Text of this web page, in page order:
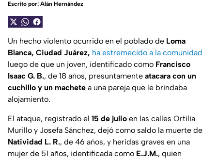
Escrito por: Alán Hernández
Un hecho violento ocurrido en el poblado de Loma
Blanca, Ciudad Juárez, ha estremecido a la comunidad
luego de que un joven, identificado como Francisco
Isaac G. B., de 18 años, presuntamente atacara con un
cuchillo y un machete a una pareja que le brindaba
alojamiento.
El ataque, registrado el 15 de julio en las calles Ortilia
Murillo y Josefa Sánchez, dejó como saldo la muerte de
Natividad L. R., de 46 años, y heridas graves en una
mujer de 51 años, identificada como E.J.M., quien